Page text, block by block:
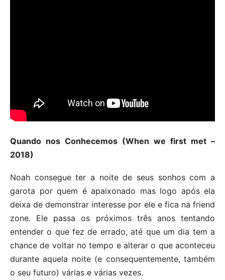
Quando nos Conhecemos (When we first met –
2018)
Noah consegue ter a noite de seus sonhos com a
garota por quem é apaixonado mas logo após ela
deixa de demonstrar interesse por ele e fica na friend
zone. Ele passa os próximos três anos tentando
entender o que fez de errado, até que um dia tem a
chance de voltar no tempo e alterar o que aconteceu
durante aquela noite (e consequentemente, também
o seu futuro) várias e várias vezes.